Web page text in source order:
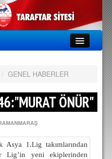
/ GENEL HABERLER
ÖNÜR"
1.Lig takımlarından
Lig’in yeni ekiplerinden